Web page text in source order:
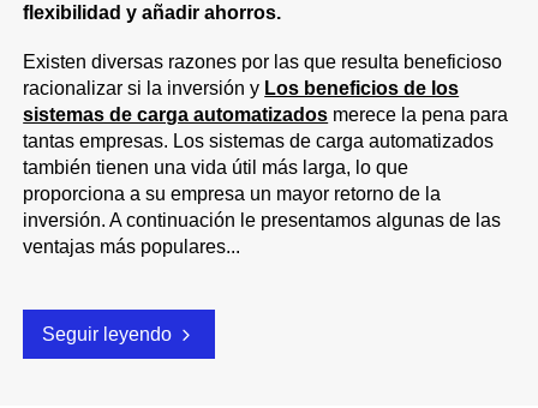
flexibilidad y añadir ahorros.
Existen diversas razones por las que resulta beneficioso
racionalizar si la inversión y Los beneficios de los
sistemas de carga automatizados merece la pena para
tantas empresas. Los sistemas de carga automatizados
también tienen una vida útil más larga, lo que
proporciona a su empresa un mayor retorno de la
inversión. A continuación le presentamos algunas de las
ventajas más populares...
Seguir leyendo